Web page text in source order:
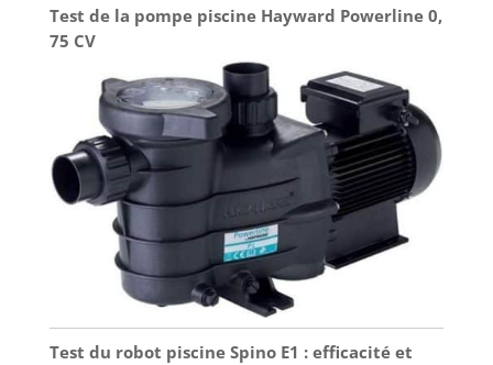
Test de la pompe piscine Hayward Powerline 0,
75 CV
Test du robot piscine Spino E1 : efficacité et